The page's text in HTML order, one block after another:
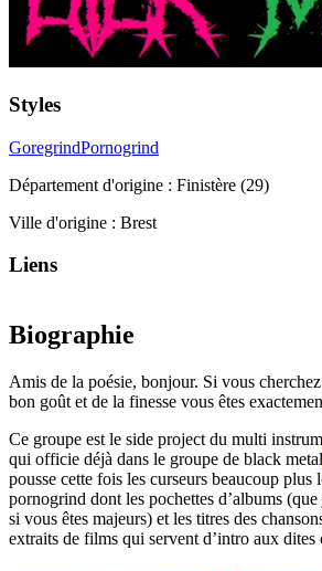
Styles
GoregrindPornogrind
Département d'origine : Finistère (29)
Ville d'origine : Brest
Liens
Biographie
Amis de la poésie, bonjour. Si vous
bon goût et de la finesse vous êtes
Ce groupe est le side project du multi
qui officie déjà dans le groupe de black metal
pousse cette fois les curseurs beaucoup
pornogrind dont les pochettes d’albums
si vous êtes majeurs) et les titres des
extraits de films qui servent d’intro aux dites